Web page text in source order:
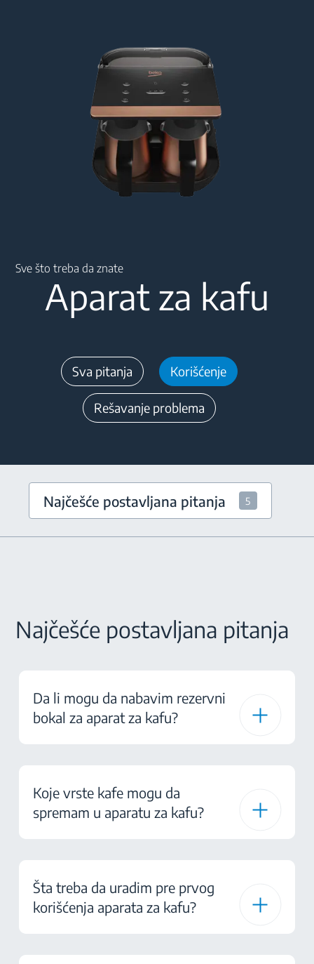
Sve što treba da znate
Aparat za kafu
Sva pitanja Korišćenje
Rešavanje problema
Najčešće postavljana pitanja 5
Najčešće postavljana pitanja
Da li mogu da nabavim rezervni
bokal za aparat za kafu?
Koje vrste kafe mogu da
spremam u aparatu za kafu?
Šta treba da uradim pre prvog
korišćenja aparata za kafu?